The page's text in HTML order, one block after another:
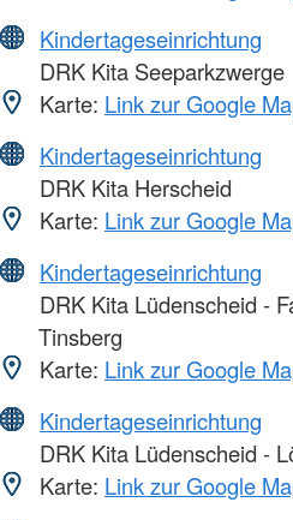
Kindertageseinrichtung
DRK Kita Seeparkzwerge
Karte: Link zur Google
Kindertageseinrichtung
DRK Kita Herscheid
Karte: Link zur Google
Kindertageseinrichtung
DRK Kita Lüdenscheid -
Tinsberg
Karte: Link zur Google
Kindertageseinrichtung
DRK Kita Lüdenscheid -
Karte: Link zur Google